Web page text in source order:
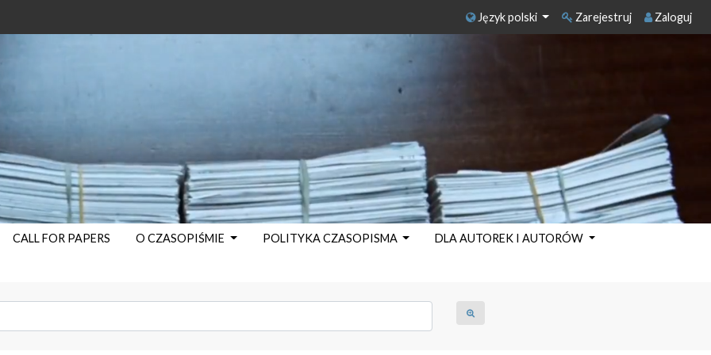
Język polski Zarejestruj Zaloguj
CALL FOR PAPERS O CZASOPIŚMIE POLITYKA CZASOPISMA DLA AUTOREK I AUTORÓW